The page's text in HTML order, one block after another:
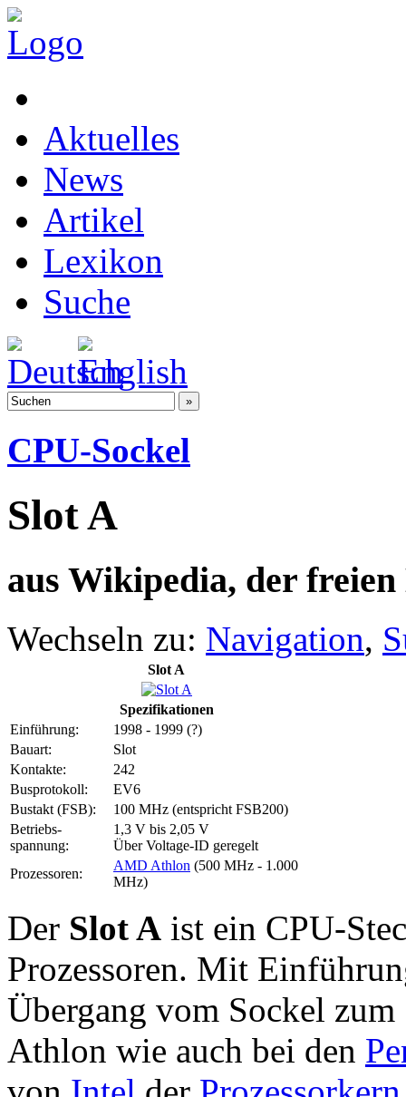
Aktuelles
News
Artikel
Lexikon
Suche
CPU-Sockel
Slot A
aus Wikipedia, der
Wechseln zu: Navigation,
Slot A
Spezifikationen
Einführung:
1998 - 1999 (?)
Bauart:
Slot
Kontakte:
242
Busprotokoll:
EV6
Bustakt (FSB):
100 MHz (entspricht FSB200)
Betriebs­
spannung:
1,3 V bis 2,05 V
Über Voltage-ID geregelt
Prozessoren:
AMD Athlon (500 MHz - 1.000
MHz)
Der Slot A ist ein CPU-
Prozessoren. Mit
Übergang vom Sockel
Athlon wie auch bei den